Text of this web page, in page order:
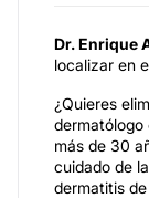
Dr. Enrique
localizar en
¿Quieres
dermatólogo
más de 30
cuidado de
dermatitis